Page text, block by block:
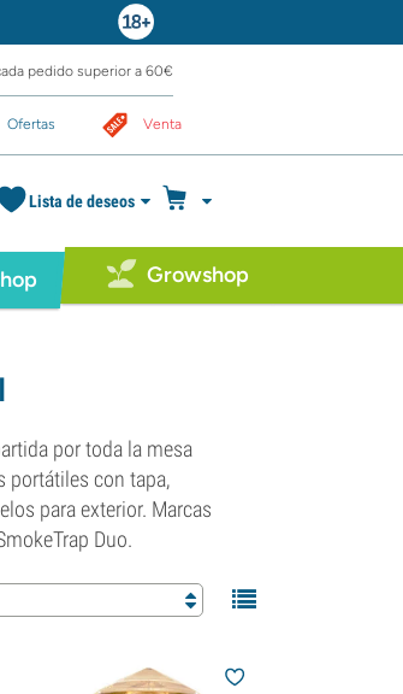
pedido superior a 60€
Ofertas Venta
Lista de deseos
Growshop
por toda la mesa
portátiles con tapa,
para exterior. Marcas
Duo.